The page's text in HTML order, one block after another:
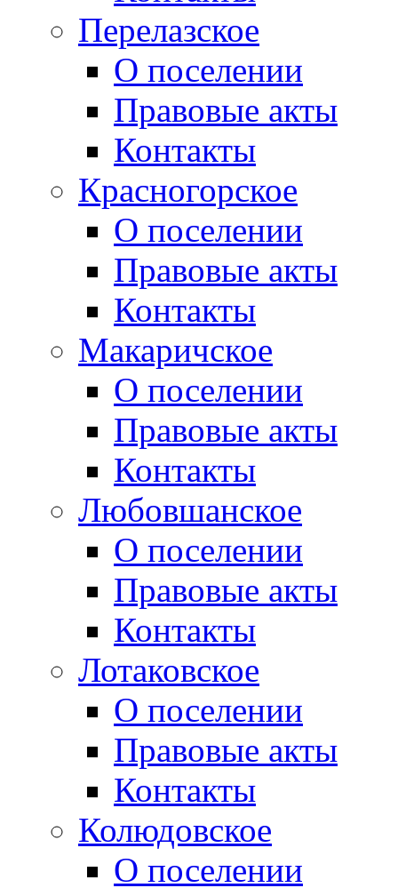
Перелазское
О поселении
Правовые акты
Контакты
Красногорское
О поселении
Правовые акты
Контакты
Макаричское
О поселении
Правовые акты
Контакты
Любовшанское
О поселении
Правовые акты
Контакты
Лотаковское
О поселении
Правовые акты
Контакты
Колюдовское
О поселении